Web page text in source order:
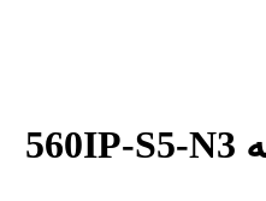
دوربین تحت شبکه 560IP-S5-N3